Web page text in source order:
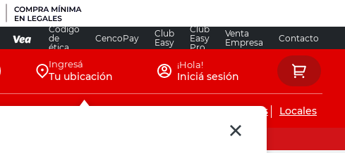
Código
de
ética
CencoPay
Club
Easy
Club
Easy
Pro
Venta
Empresa
Contacto
Ingresá
Tu ubicación
¡Hola!
Iniciá sesión
Servicios de instalaciones Locales